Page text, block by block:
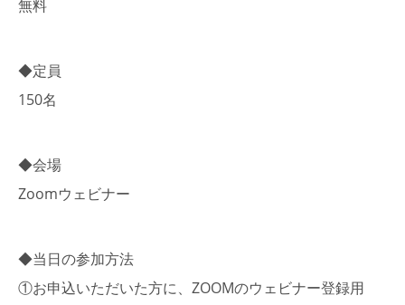
無料
◆定員
150名
◆会場
Zoomウェビナー
◆当日の参加方法
①お申込いただいた方に、ZOOMのウェビナー登録用